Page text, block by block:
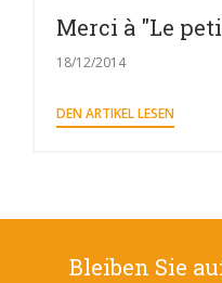
Merci à "Le
18/12/2014
DEN ARTIKEL LESEN
Bleiben Sie